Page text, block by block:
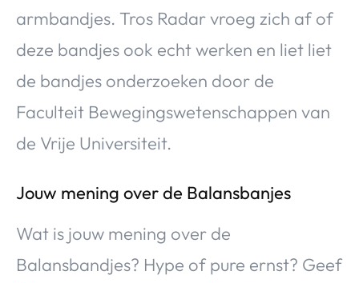
armbandjes. Tros Radar vroeg zich af of
deze bandjes ook echt werken en liet liet
de bandjes onderzoeken door de
Faculteit Bewegingswetenschappen van
de Vrije Universiteit.
Jouw mening over de Balansbanjes
Wat is jouw mening over de
Balansbandjes? Hype of pure ernst? Geef